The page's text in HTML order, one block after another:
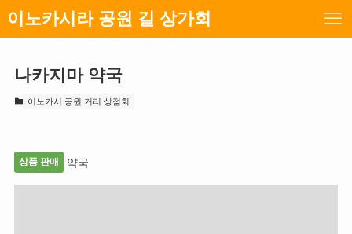
이노카시라 공원 길 상가회
나카지마 약국
이노카시 공원 거리 상점회
상품 판매 약국